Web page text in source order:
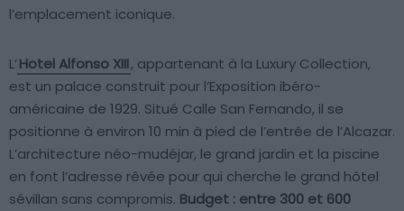
l’emplacement iconique.
L’Hotel Alfonso XIII, appartenant à la Luxury Collection,
est un palace construit pour l’Exposition ibéro-
américaine de 1929. Situé Calle San Fernando, il se
positionne à environ 10 min à pied de l’entrée de l’Alcazar.
L’architecture néo-mudéjar, le grand jardin et la piscine
en font l’adresse rêvée pour qui cherche le grand hôtel
sévillan sans compromis. Budget : entre 300 et 600